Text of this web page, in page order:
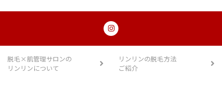
脱毛×肌管理サロンの
リンリンについて
リンリンの脱毛方法
ご紹介